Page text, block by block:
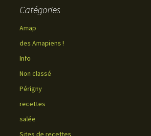
Catégories
Amap
des Amapiens !
Info
Non classé
Périgny
recettes
salée
Sites de recettes